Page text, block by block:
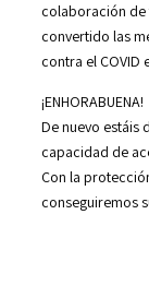
colaboración de
convertido las
contra el COVID
¡ENHORABUENA!
De nuevo estáis
capacidad de
Con la
conseguiremos